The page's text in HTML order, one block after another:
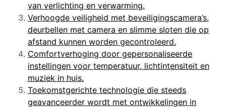
van verlichting en verwarming.
Verhoogde veiligheid met beveiligingscamera’s,
deurbellen met camera en slimme sloten die op
afstand kunnen worden gecontroleerd.
Comfortverhoging door gepersonaliseerde
instellingen voor temperatuur, lichtintensiteit en
muziek in huis.
Toekomstgerichte technologie die steeds
geavanceerder wordt met ontwikkelingen in